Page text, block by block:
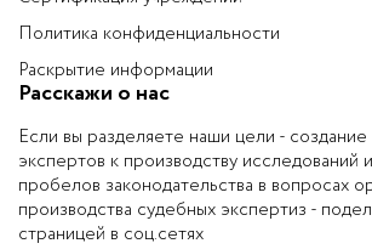
Политика конфиденциальности
Раскрытие информации
Расскажи о нас
Если вы разделяете наши цели -
экспертов к производству исследований
пробелов законодательства в вопросах
производства судебных экспертиз -
страницей в соц.сетях